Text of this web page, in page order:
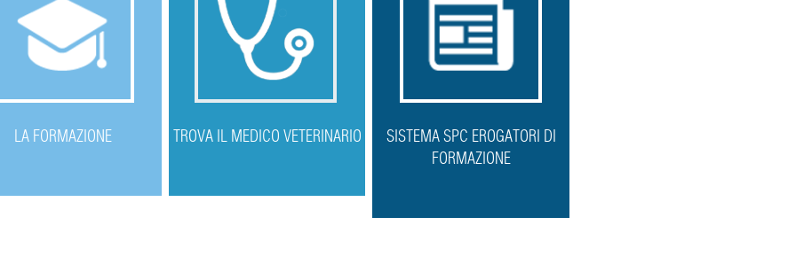
LA FORMAZIONE TROVA IL MEDICO VETERINARIO
SISTEMA SPC EROGATORI DI
FORMAZIONE